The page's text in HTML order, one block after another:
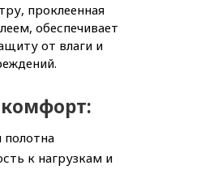
проклеенная
обеспечивает
от влаги и
к нагрузкам и